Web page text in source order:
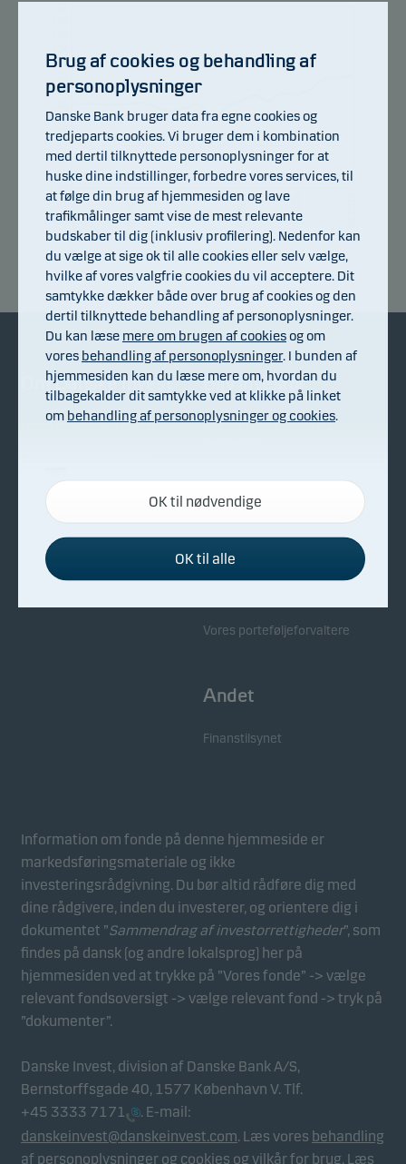
95
96
98
99
101
103
09.07.2026 15.07.2026 21.07.2026 27.07.2026 31.07.2026
Afkastindeks
Om Danske Invest
Fakta om Danske Invest
Generalforsamling
Bekæmpelse af økonomisk
kriminalitet
Bliv investor
Få rådgivning inden du
Kontakt os
Samarbejdspartnere
Vores porteføljeforvaltere
Andet
Finanstilsynet
Information om fonde på denne hjemmeside er
markedsføringsmateriale og ikke
investeringsrådgivning. Du bør altid rådføre dig med
dine rådgivere, inden du investerer, og orientere dig i
dokumentet ”Sammendrag af investorrettigheder”, som
findes på dansk (og andre lokalsprog) her på
hjemmesiden ved at trykke på ”Vores fonde” -> vælge
relevant fondsoversigt -> vælge relevant fond -> tryk på
”dokumenter”.
Danske Invest, division af Danske Bank A/S,
Bernstorffsgade 40, 1577 København V. Tlf.
+45 3333 7171
. E-mail:
danskeinvest@danskeinvest.com. Læs vores behandling
af personoplysninger og cookies og vilkår for brug. Læs
Brug af cookies og behandling af
personoplysninger
Danske Bank bruger data fra egne cookies og
tredjeparts cookies. Vi bruger dem i kombination
med dertil tilknyttede personoplysninger for at
huske dine indstillinger, forbedre vores services, til
at følge din brug af hjemmesiden og lave
trafikmålinger samt vise de mest relevante
budskaber til dig (inklusiv profilering). Nedenfor kan
du vælge at sige ok til alle cookies eller selv vælge,
hvilke af vores valgfrie cookies du vil acceptere. Dit
samtykke dækker både over brug af cookies og den
dertil tilknyttede behandling af personoplysninger.
Du kan læse mere om brugen af cookiesog om
vores behandling af personoplysninger. I bunden af
hjemmesiden kan du læse mere om, hvordan du
tilbagekalder dit samtykke ved at klikke på linket
om behandling af personoplysninger og cookies.
Nødvendige
Disse cookies hjælper med at sikre, at vores
hjemmeside fungerer ved at aktivere
grundlæggende funktioner som for eksempel
sidenavigation og adgang til sikre områder på
hjemmesiden at huske dine valg af indstillinger.
optimere effektiviteten for vores hjemmeside.
Marketing
Disse cookies gør det muligt for os at identificere dig
(din enhed) og profilere din adfærd, så vi kan levere
det mest relevante indhold til dig.
OK til nødvendige
OK til alle